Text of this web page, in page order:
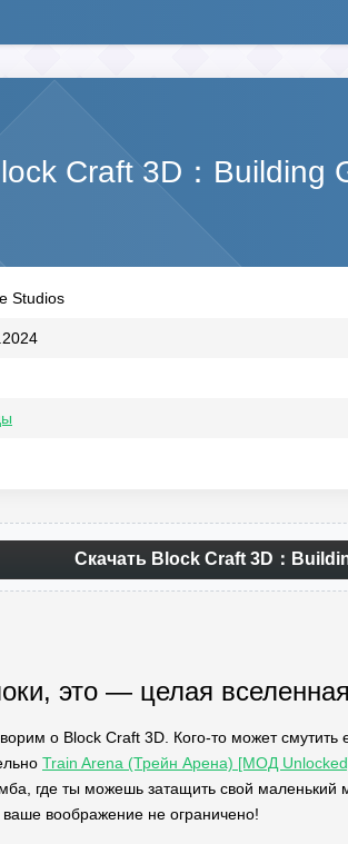
Craft 3D：Building
Studios
Скачать Block Craft 3D：
это — целая
о Block Craft 3D. Кого-то может
Train Arena (Трейн Арена) [МОД
где ты можешь затащить свой маленький
ваше воображение не ограничено!